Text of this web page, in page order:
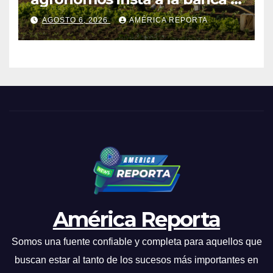
financiar la agricultura
familiar
AGOSTO 6, 2026 AMÉRICA REPORTA
América Reporta
Somos una fuente confiable y completa para aquellos que
buscan estar al tanto de los sucesos más importantes en